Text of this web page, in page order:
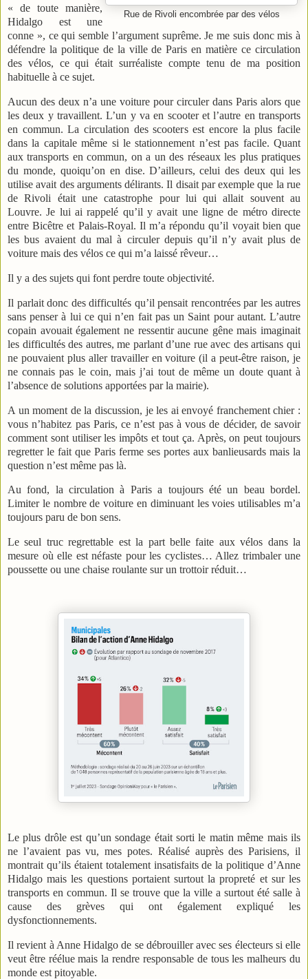
Rue de Rivoli encombrée par des vélos
« de toute manière,
Hidalgo est une
conne », ce qui semble l’argument suprême. Je me suis donc mis à
défendre la politique de la ville de Paris en matière ce circulation
des vélos, ce qui était surréaliste compte tenu de ma position
habituelle à ce sujet.
Aucun des deux n’a une voiture pour circuler dans Paris alors que
les deux y travaillent. L’un y va en scooter et l’autre en transports
en commun. La circulation des scooters est encore la plus facile
dans la capitale même si le stationnement n’est pas facile. Quant
aux transports en commun, on a un des réseaux les plus pratiques
du monde, quoiqu’on en dise. D’ailleurs, celui des deux qui les
utilise avait des arguments délirants. Il disait par exemple que la rue
de Rivoli était une catastrophe pour lui qui allait souvent au
Louvre. Je lui ai rappelé qu’il y avait une ligne de métro directe
entre Bicêtre et Palais-Royal. Il m’a répondu qu’il voyait bien que
les bus avaient du mal à circuler depuis qu’il n’y avait plus de
voiture mais des vélos ce qui m’a laissé rêveur…
Il y a des sujets qui font perdre toute objectivité.
Il parlait donc des difficultés qu’il pensait rencontrées par les autres
sans penser à lui ce qui n’en fait pas un Saint pour autant. L’autre
copain avouait également ne ressentir aucune gêne mais imaginait
les difficultés des autres, me parlant d’une rue avec des artisans qui
ne pouvaient plus aller travailler en voiture (il a peut-être raison, je
ne connais pas le coin, mais j’ai tout de même un doute quant à
l’absence de solutions apportées par la mairie).
A un moment de la discussion, je les ai envoyé franchement chier :
vous n’habitez pas Paris, ce n’est pas à vous de décider, de savoir
comment sont utiliser les impôts et tout ça. Après, on peut toujours
regretter le fait que Paris ferme ses portes aux banlieusards mais la
question n’est même pas là.
Au fond, la circulation à Paris a toujours été un beau bordel.
Limiter le nombre de voiture en diminuant les voies utilisables m’a
toujours paru de bon sens.
Le seul truc regrettable est la part belle faite aux vélos dans la
mesure où elle est néfaste pour les cyclistes… Allez trimbaler une
poussette ou une chaise roulante sur un trottoir réduit…
Le plus drôle est qu’un sondage était sorti le matin même mais ils
ne l’avaient pas vu, mes potes. Réalisé auprès des Parisiens, il
montrait qu’ils étaient totalement insatisfaits de la politique d’Anne
Hidalgo mais les questions portaient surtout la propreté et sur les
transports en commun. Il se trouve que la ville a surtout été salle à
cause des grèves qui ont également expliqué les
dysfonctionnements.
Il revient à Anne Hidalgo de se débrouiller avec ses électeurs si elle
veut être réélue mais la rendre responsable de tous les malheurs du
monde est pitoyable.